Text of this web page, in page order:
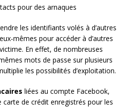
pour des arnaques
les identifiants volés à d’autres
mêmes pour accéder à d’autres
En effet, de nombreuses
mots de passe sur plusieurs
les possibilités d’exploitation.
liées au compte Facebook,
de crédit enregistrés pour les